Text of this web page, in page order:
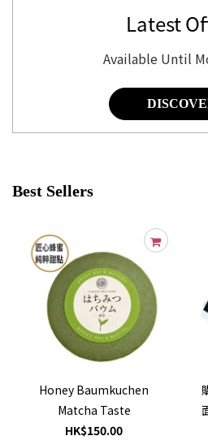
Latest
Available Until
Best Sellers
Honey Baumkuchen
Matcha Taste
HK$150.00